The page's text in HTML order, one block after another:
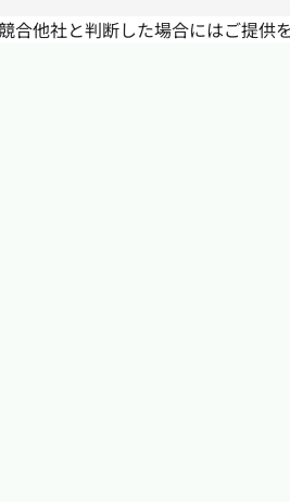
他社と判断した場合にはご提供